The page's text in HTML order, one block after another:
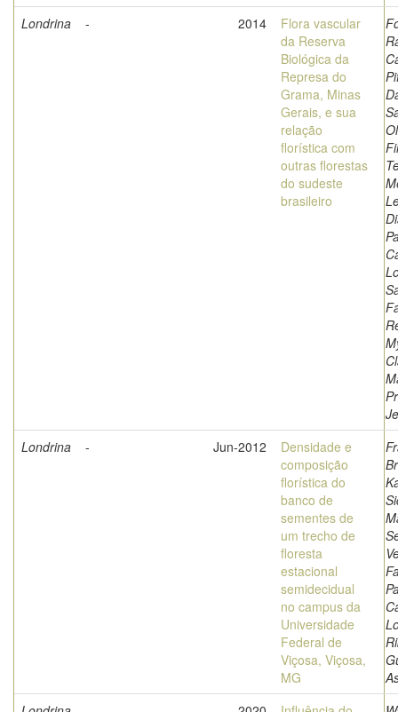
Londrina
- 2014
Flora vascular
da Reserva
Biológica da
Represa do
Grama, Minas
Gerais, e sua
relação
florística com
outras florestas
do sudeste
brasileiro
Londrina
- Jun-2012
Densidade e
composição
florística do
banco de
sementes de
um trecho de
floresta
estacional
semidecidual
no campus da
Universidade
Federal de
Viçosa, Viçosa,
MG